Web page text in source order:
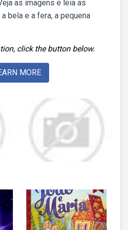
as imagens e leia as
bela e a fera, a pequena
click the button below.
MORE